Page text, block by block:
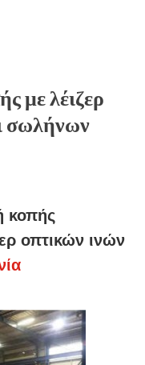
με λέιζερ
σωλήνων
κοπής
οπτικών ινών